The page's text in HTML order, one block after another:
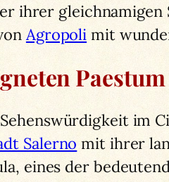
ihrer gleichnamigen
Agropoli mit
im
Salerno mit ihrer
eines der